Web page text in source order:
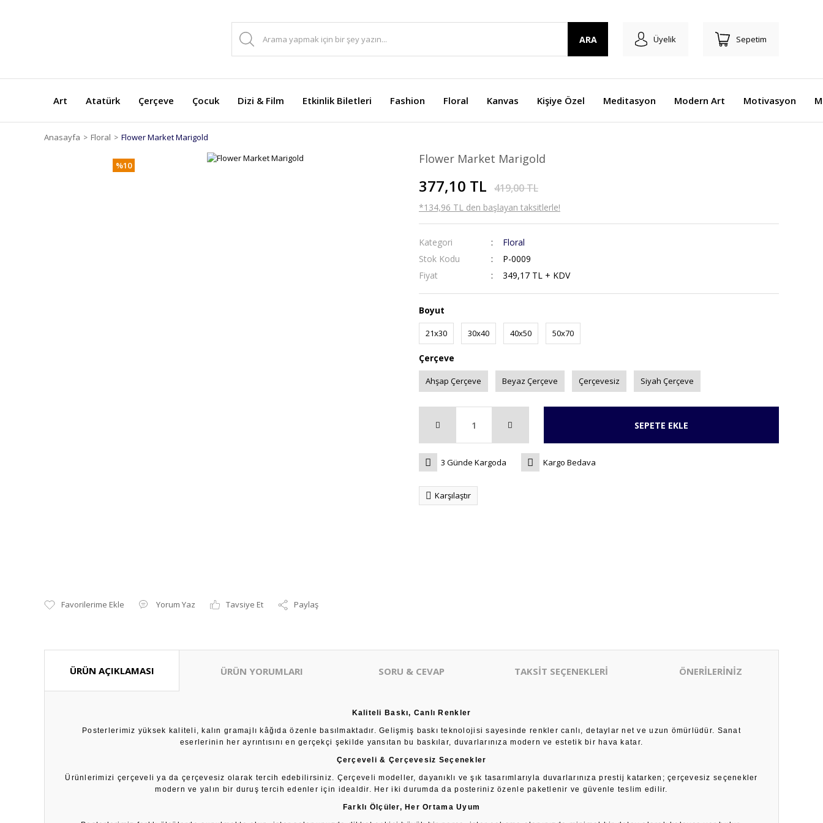
ARA Üyelik Sepetim
Art Atatürk Çerçeve Çocuk Dizi & Film Etkinlik Biletleri Fashion Floral Kanvas Kişiye Özel Meditasyon Modern Art Motivasyon
Anasayfa Floral Flower Market Marigold
%10
Yorum Yaz Tavsiye Et Paylaş
Flower Market Marigold
377,10 TL 419,00 TL
*134,96 TL den başlayan taksitlerle!
Kategori
Floral
Stok Kodu
P-0009
Fiyat
349,17 TL + KDV
Boyut
21x30 30x40 40x50 50x70
Çerçeve
Ahşap Çerçeve Beyaz Çerçeve Çerçevesiz Siyah Çerçeve
SEPETE EKLE
3 Günde Kargoda Kargo Bedava
Karşılaştır
ÜRÜN AÇIKLAMASI ÜRÜN YORUMLARI SORU & CEVAP TAKSİT SEÇENEKLERİ ÖNERİLERİNİZ
Kaliteli Baskı, Canlı Renkler
Posterlerimiz yüksek kaliteli, kalın gramajlı kâğıda özenle basılmaktadır. Gelişmiş baskı teknolojisi sayesinde renkler canlı, detaylar net ve uzun ömürlüdür. Sanat
eserlerinin her ayrıntısını en gerçekçi şekilde yansıtan bu baskılar, duvarlarınıza modern ve estetik bir hava katar.
Çerçeveli & Çerçevesiz Seçenekler
Ürünlerimizi çerçeveli ya da çerçevesiz olarak tercih edebilirsiniz. Çerçeveli modeller, dayanıklı ve şık tasarımlarıyla duvarlarınıza prestij katarken; çerçevesiz seçenekler
modern ve yalın bir duruş tercih edenler için idealdir. Her iki durumda da posteriniz özenle paketlenir ve güvenle teslim edilir.
Farklı Ölçüler, Her Ortama Uyum